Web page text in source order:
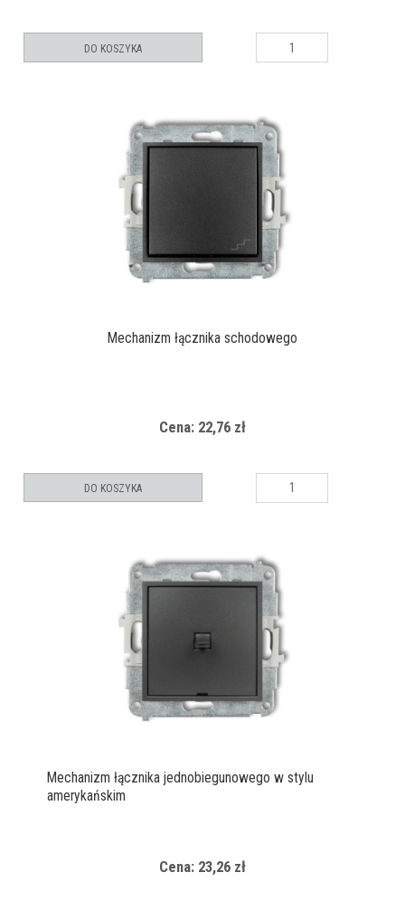
DO KOSZYKA
Mechanizm łącznika schodowego
Cena: 22,76 zł
DO KOSZYKA
Mechanizm łącznika jednobiegunowego w stylu
amerykańskim
Cena: 23,26 zł